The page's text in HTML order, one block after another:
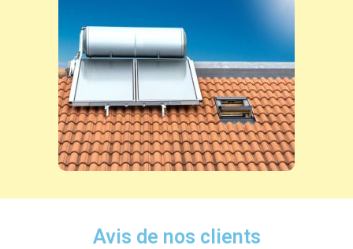
Avis de nos clients